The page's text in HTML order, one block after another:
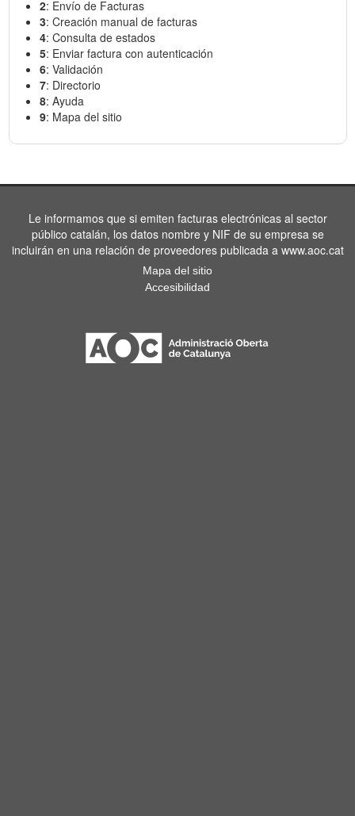
2: Envío de Facturas
3: Creación manual de facturas
4: Consulta de estados
5: Enviar factura con autenticación
6: Validación
7: Directorio
8: Ayuda
9: Mapa del sitio
Le informamos que si emiten facturas electrónicas al sector
público catalán, los datos nombre y NIF de su empresa se
incluirán en una relación de proveedores publicada a www.aoc.cat
Mapa del sitio
Accesibilidad